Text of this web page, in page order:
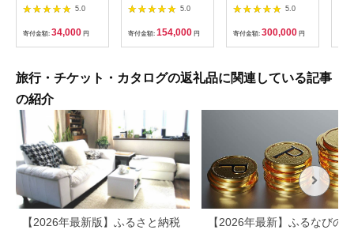
枚） | 信州健康ランド
サウナ 大浴場 ボディ
ケア リラクゼーショ
ン 施設 宿泊 家族連れ
長野県 塩尻市
5.0
寄付金額: 34,000 円
キング 外乗ペア利用
券【平日限定】チケッ
ト 利用券 ペア 体験
乗馬 初心者歓迎〔P-
100〕
5.0
寄付金額: 154,000 円
ルフ チケット 平日 土
日 祝日 プレー券 関東
群馬県 首都圏 F20E-
350
5.0
寄付金額: 300,000 円
旅行・チケット・カタログの返礼品に関連している記事
の紹介
【2026年最新版】ふるさと納税
【2026年最新】ふるなびの